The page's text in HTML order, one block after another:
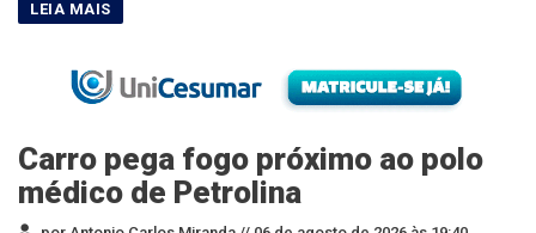
Carro pega fogo próximo ao polo
médico de Petrolina